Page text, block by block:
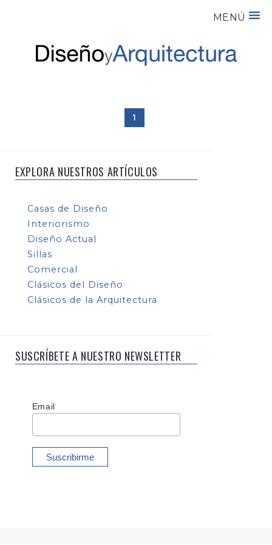
MENÚ
1
EXPLORA NUESTROS ARTÍCULOS
Casas de Diseño
Interiorismo
Diseño Actual
Sillas
Comercial
Clásicos del Diseño
Clásicos de la Arquitectura
SUSCRÍBETE A NUESTRO NEWSLETTER
Email